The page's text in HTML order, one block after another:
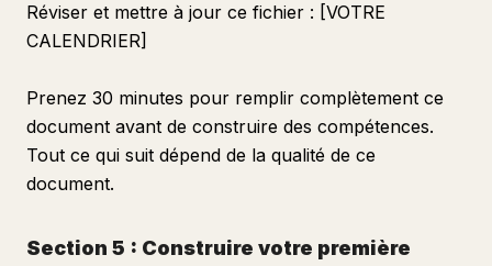
Réviser et mettre à jour ce fichier : [VOTRE
CALENDRIER]
Prenez 30 minutes pour remplir complètement ce
document avant de construire des compétences.
Tout ce qui suit dépend de la qualité de ce
document.
Section 5 : Construire votre première